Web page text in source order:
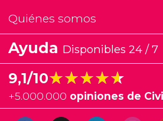
Quiénes somos
Ayuda Disponibles 24 / 7
9,1/10★★★★★
★★★★★
+5.000.000 opiniones de